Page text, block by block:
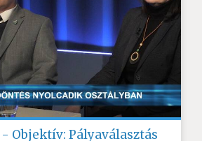
Objektív: Pályaválasztás